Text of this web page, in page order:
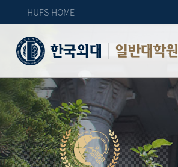
HUFS HOME
일반대학원